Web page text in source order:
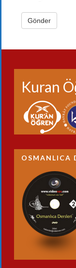
Kuran
OSMANLICA